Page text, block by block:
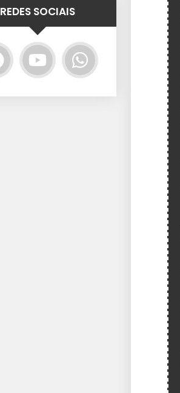
REDES SOCIAIS